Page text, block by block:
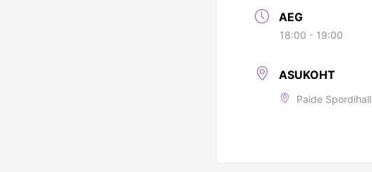
AEG
18:00 - 19:00
ASUKOHT
Paide Spordihall